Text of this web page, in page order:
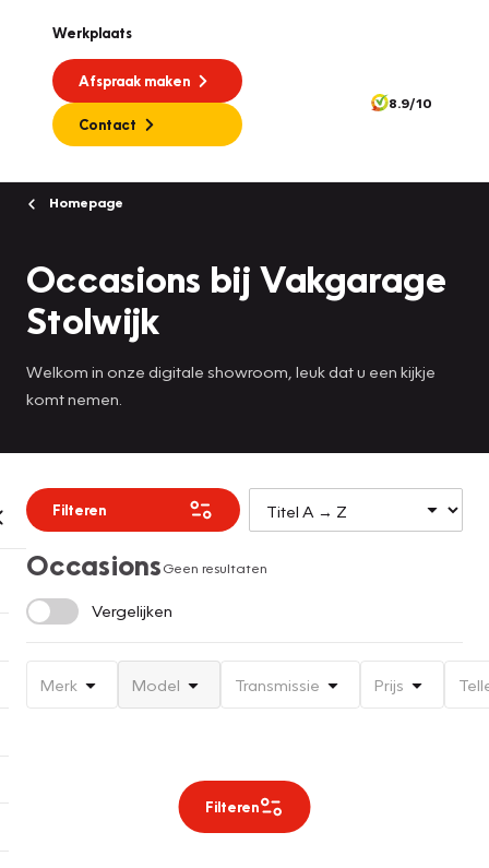
Werkplaats
Afspraak maken
Contact
8.9/10
Homepage
Occasions bij Vakgarage
Stolwijk
Welkom in onze digitale showroom, leuk dat u een kijkje
komt nemen.
Filteren
OccasionsGeen resultaten
Vergelijken
Merk Model Transmissie Prijs
Filteren